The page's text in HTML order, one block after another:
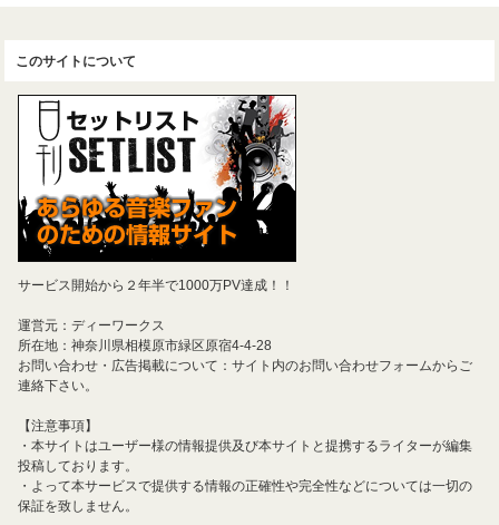
このサイトについて
サービス開始から２年半で1000万PV達成！！
運営元：ディーワークス
所在地：神奈川県相模原市緑区原宿4-4-28
お問い合わせ・広告掲載について：サイト内のお問い合わせフォームからご
連絡下さい。
【注意事項】
・本サイトはユーザー様の情報提供及び本サイトと提携するライターが編集
投稿しております。
・よって本サービスで提供する情報の正確性や完全性などについては一切の
保証を致しません。